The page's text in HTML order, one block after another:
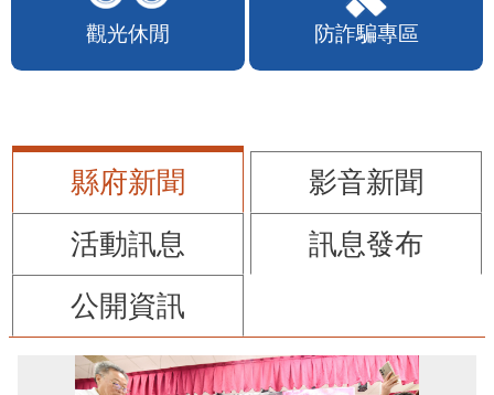
觀光休閒 防詐騙專區
縣府新聞
影音新聞
活動訊息
訊息發布
公開資訊